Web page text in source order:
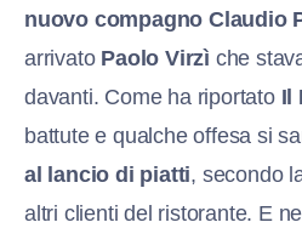
nuovo compagno Claudio
arrivato Paolo Virzì che
davanti. Come ha riportato Il
battute e qualche offesa si
al lancio di piatti, secondo
altri clienti del ristorante. E